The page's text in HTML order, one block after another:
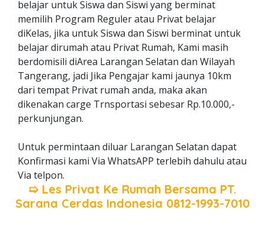
belajar untuk Siswa dan Siswi yang berminat
memilih Program Reguler atau Privat belajar
diKelas, jika untuk Siswa dan Siswi berminat untuk
belajar dirumah atau Privat Rumah, Kami masih
berdomisili diArea Larangan Selatan dan Wilayah
Tangerang, jadi Jika Pengajar kami jaunya 10km
dari tempat Privat rumah anda, maka akan
dikenakan carge Trnsportasi sebesar Rp.10.000,-
perkunjungan.
Untuk permintaan diluar Larangan Selatan dapat
Konfirmasi kami Via WhatsAPP terlebih dahulu atau
Via telpon.
➯ Les Privat Ke Rumah Bersama PT.
Sarana Cerdas Indonesia 0812-1993-7010